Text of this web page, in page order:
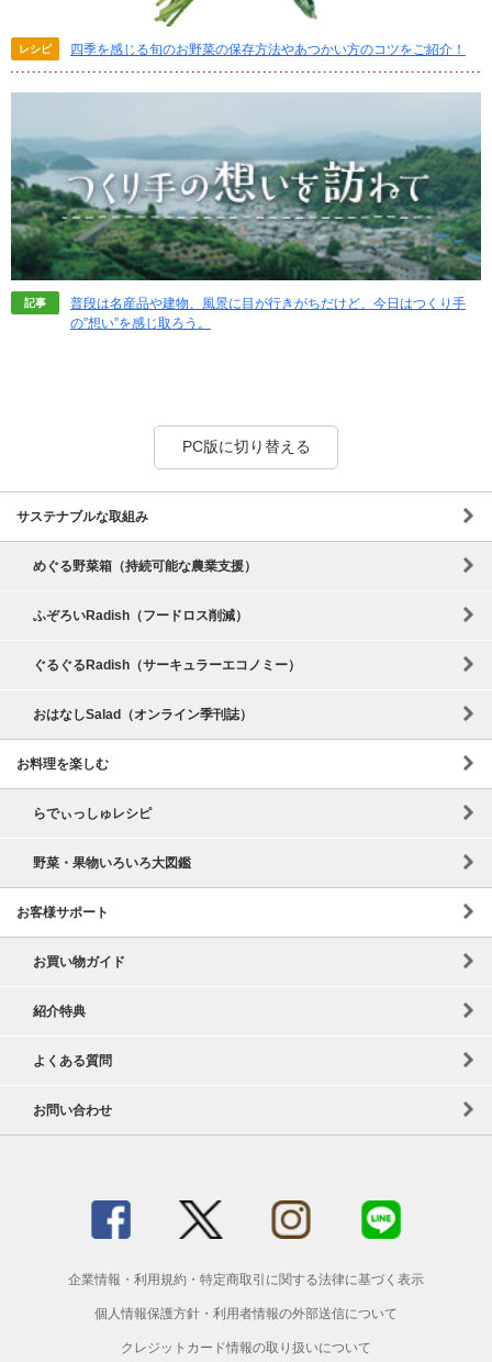
レシピ 四季を感じる旬のお野菜の保存方法やあつかい方のコツをご紹介！
記事
普段は名産品や建物、風景に目が行きがちだけど、今日はつくり手
の”想い”を感じ取ろう。
サステナブルな取組み
めぐる野菜箱（持続可能な農業支援）
ふぞろいRadish（フードロス削減）
ぐるぐるRadish（サーキュラーエコノミー）
おはなしSalad（オンライン季刊誌）
お料理を楽しむ
らでぃっしゅレシピ
野菜・果物いろいろ大図鑑
お客様サポート
お買い物ガイド
紹介特典
よくある質問
お問い合わせ
企業情報 ・ 利用規約 ・ 特定商取引に関する法律に基づく表示
個人情報保護方針 ・ 利用者情報の外部送信について
クレジットカード情報の取り扱いについて